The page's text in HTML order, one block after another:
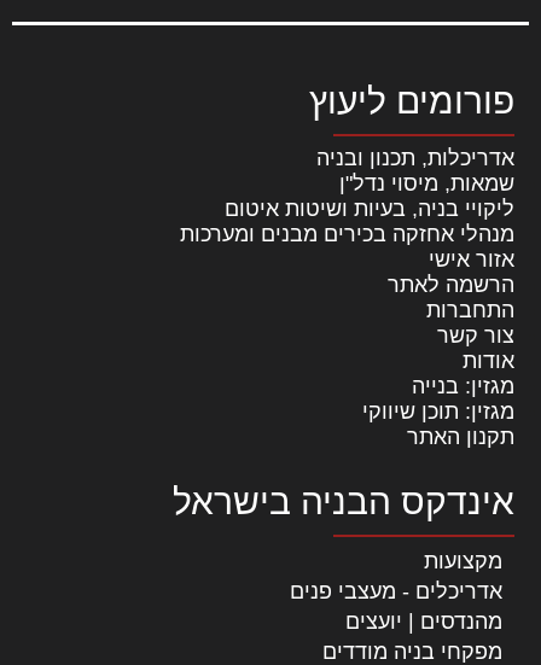
פורומים ליעוץ
אדריכלות, תכנון ובניה
שמאות, מיסוי נדל"ן
ליקויי בניה, בעיות ושיטות איטום
מנהלי אחזקה בכירים מבנים ומערכות
אזור אישי
הרשמה לאתר
התחברות
צור קשר
אודות
מגזין: בנייה
מגזין: תוכן שיווקי
תקנון האתר
אינדקס הבניה בישראל
מקצועות
אדריכלים - מעצבי פנים
מהנדסים | יועצים
מפקחי בניה מודדים